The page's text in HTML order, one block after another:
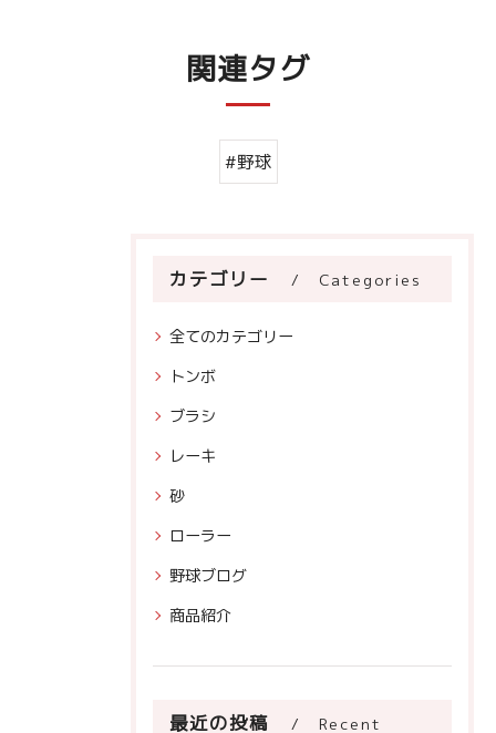
関連タグ
#野球
カテゴリー Categories
全てのカテゴリー
トンボ
ブラシ
レーキ
砂
ローラー
野球ブログ
商品紹介
最近の投稿
Recent